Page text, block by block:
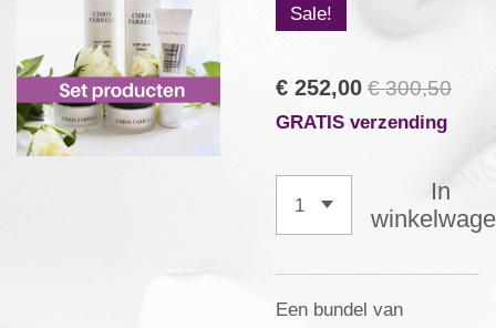
Sale!
€ 252,00 € 300,50
GRATIS verzending
In
Een bundel van